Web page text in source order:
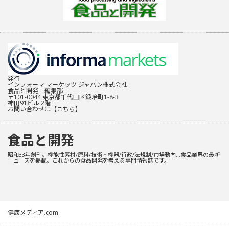
発行
インフォーマ マーケッツ ジャパン株式会社
食品と開発 編集部
〒101-0044 東京都千代田区鍛冶町1-8-3
神田91ビル 2階
お問い合わせは 【こちら】
食品と開発
昭和33年創刊。機能性素材/原料/技術・機器/行政/法規制/市場動向…食品業界の最新
ニュースを掲載。これからの食品開発を考える専門情報誌です。
健康メディア.com